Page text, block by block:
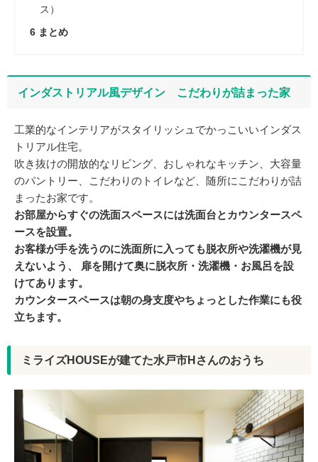
ス）
6 まとめ
インダストリアル風デザイン こだわりが詰まった家
工業的なインテリアがスタイリッシュでかっこいいインダス
トリアル住宅。
吹き抜けの開放的なリビング、おしゃれなキッチン、大容量
のパントリー、こだわりのトイレなど、随所にこだわりが詰
まったお家です。
お部屋からすぐの洗面スペースには洗面台とカウンタースペ
ースを設置。
お客様が手を洗うのに洗面所に入っても脱衣所や洗濯機が見
えないよう、 扉を開けて奥に脱衣所・洗濯機・お風呂を設
けてあります。
カウンタースペースは朝の身支度やちょっとした作業にも役
立ちます。
ミライズHOUSEが建てた水戸市Hさんのおうち